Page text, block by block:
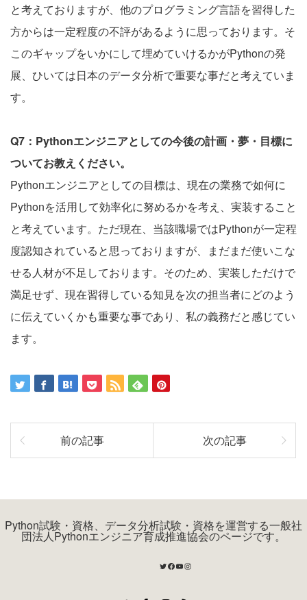
と考えておりますが、他のプログラミング言語を習得した
方からは一定程度の不評があるように思っております。そ
このギャップをいかにして埋めていけるかがPythonの発
展、ひいては日本のデータ分析で重要な事だと考えていま
す。
Q7：Pythonエンジニアとしての今後の計画・夢・目標に
ついてお教えください。
Pythonエンジニアとしての目標は、現在の業務で如何に
Pythonを活用して効率化に努めるかを考え、実装すること
と考えています。ただ現在、当該職場ではPythonが一定程
度認知されていると思っておりますが、まだまだ使いこな
せる人材が不足しております。そのため、実装しただけで
満足せず、現在習得している知見を次の担当者にどのよう
に伝えていくかも重要な事であり、私の義務だと感じてい
ます。
前の記事 次の記事
Python試験・資格、データ分析試験・資格を運営する一般社
団法人Pythonエンジニア育成推進協会のページです。
Twitter
Facebook
YouTube
Instagram
RSS